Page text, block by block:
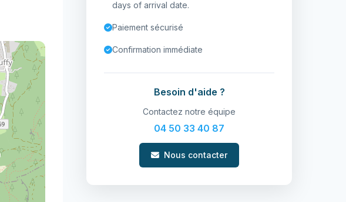
days of arrival date.
Paiement sécurisé
Confirmation immédiate
Besoin d'aide ?
Contactez notre équipe
04 50 33 40 87
Nous contacter